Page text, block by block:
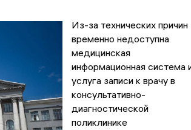
Из-за технических причин
временно недоступна
медицинская
информационная система
услуга записи к врачу в
консультативно-
диагностической
поликлинике